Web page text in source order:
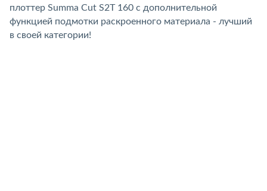
плоттер Summa Cut S2T 160 с дополнительной
функцией подмотки раскроенного материала - лучший
в своей категории!